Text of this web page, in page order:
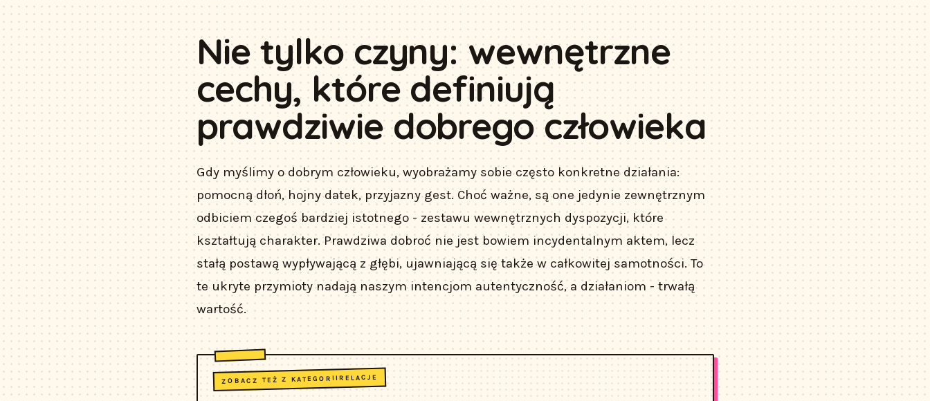
Nie tylko czyny: wewnętrzne
cechy, które definiują
prawdziwie dobrego człowieka
Gdy myślimy o dobrym człowieku, wyobrażamy sobie często konkretne działania:
pomocną dłoń, hojny datek, przyjazny gest. Choć ważne, są one jedynie zewnętrznym
odbiciem czegoś bardziej istotnego - zestawu wewnętrznych dyspozycji, które
kształtują charakter. Prawdziwa dobroć nie jest bowiem incydentalnym aktem, lecz
stałą postawą wypływającą z głębi, ujawniającą się także w całkowitej samotności. To
te ukryte przymioty nadają naszym intencjom autentyczność, a działaniom - trwałą
wartość.
ZOBACZ TEŻ Z KATEGORIIRELACJE